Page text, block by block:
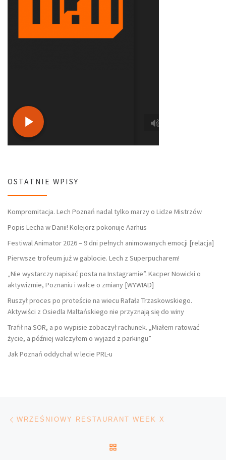
OSTATNIE WPISY
Kompromitacja. Lech Poznań nadal tylko marzy o Lidze Mistrzów
Popis Lecha w Danii! Kolejorz pokonuje Aarhus
Festiwal Animator 2026 – 9 dni pełnych animowanych emocji [relacja]
Pierwsze trofeum już w gablocie. Lech z Superpucharem!
„Nie wystarczy napisać posta na Instagramie”. Kacper Nowicki o
aktywizmie, Poznaniu i walce o zmiany [WYWIAD]
Ruszył proces po proteście na wiecu Rafała Trzaskowskiego.
Aktywiści z Osiedla Maltańskiego nie przyznają się do winy
Trafił na SOR, a po wypisie zobaczył rachunek. „Miałem ratować
życie, a później walczyłem o wyjazd z parkingu”
Jak Poznań oddychał w lecie PRL-u
Nawigacja wpisu
WRZEŚNIOWY RESTAURANT WEEK X